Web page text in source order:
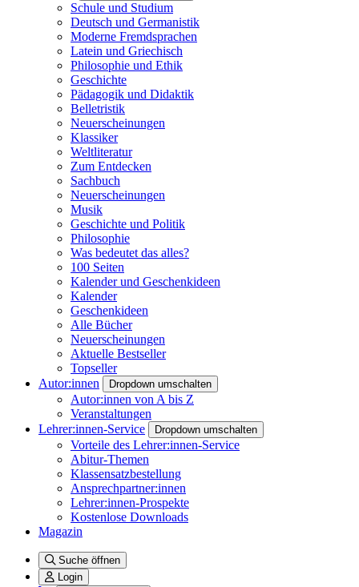
Schule und Studium
Deutsch und Germanistik
Moderne Fremdsprachen
Latein und Griechisch
Philosophie und Ethik
Geschichte
Pädagogik und Didaktik
Belletristik
Neuerscheinungen
Klassiker
Weltliteratur
Zum Entdecken
Sachbuch
Neuerscheinungen
Musik
Geschichte und Politik
Philosophie
Was bedeutet das alles?
100 Seiten
Kalender und Geschenkideen
Kalender
Geschenkideen
Alle Bücher
Neuerscheinungen
Aktuelle Bestseller
Topseller
Autor:innen
Dropdown umschalten
Autor:innen von A bis Z
Veranstaltungen
Lehrer:innen-Service
Dropdown umschalten
Vorteile des Lehrer:innen-Service
Abitur-Themen
Klassensatzbestellung
Ansprechpartner:innen
Lehrer:innen-Prospekte
Kostenlose Downloads
Magazin
Suche öffnen
Login